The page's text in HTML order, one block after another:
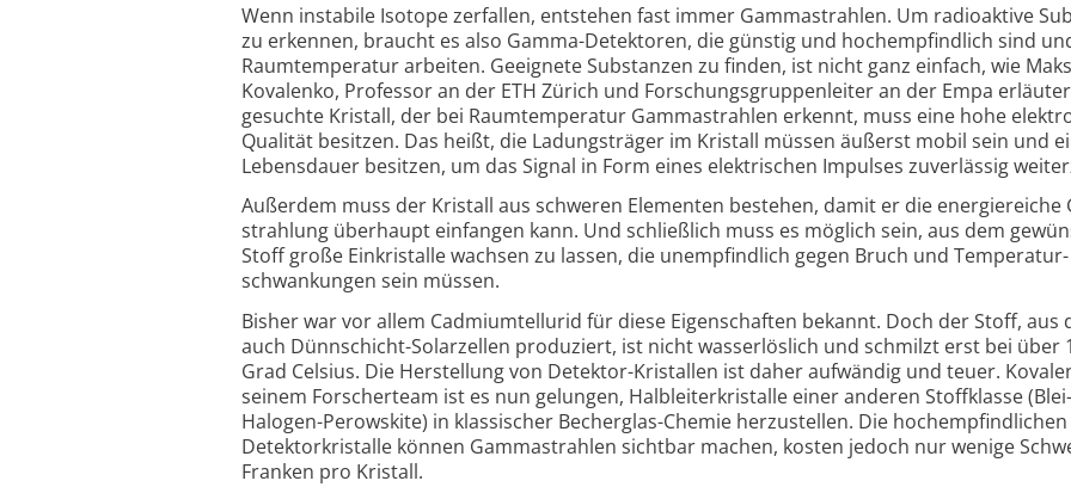
Wenn instabile Isotope zerfallen, entstehen fast immer Gamma­strahlen. Um radioaktive
zu erkennen, braucht es also Gamma-Detektoren, die günstig und hoch­empfindlich sind
Raum­temperatur arbeiten. Geeignete Substanzen zu finden, ist nicht ganz einfach, wie
Kovalenko, Professor an der ETH Zürich und Forschungs­gruppen­leiter an der Empa
gesuchte Kristall, der bei Raum­temperatur Gamma­strahlen erkennt, muss eine hohe
Qualität besitzen. Das heißt, die Ladungs­träger im Kristall müssen äußerst mobil sein und
Lebens­dauer besitzen, um das Signal in Form eines elektrischen Impulses zuverlässig
Außerdem muss der Kristall aus schweren Elementen bestehen, damit er die
strahlung überhaupt einfangen kann. Und schließlich muss es möglich sein, aus dem
Stoff große Ein­kristalle wachsen zu lassen, die unempfindlich gegen Bruch und Temperatur­
schwankungen sein müssen.
Bisher war vor allem Cadmium­tellurid für diese Eigenschaften bekannt. Doch der Stoff, aus
auch Dünnschicht-Solarzellen produziert, ist nicht wasser­löslich und schmilzt erst bei über
Grad Celsius. Die Herstellung von Detektor-Kristallen ist daher aufwändig und teuer.
seinem Forscherteam ist es nun gelungen, Halbleiter­kristalle einer anderen Stoff­klasse (Blei-
Halogen-Perowskite) in klassischer Becherglas-Chemie herzustellen. Die hoch­empfindlichen
Detektor­kristalle können Gamma­strahlen sichtbar machen, kosten jedoch nur wenige
Franken pro Kristall.